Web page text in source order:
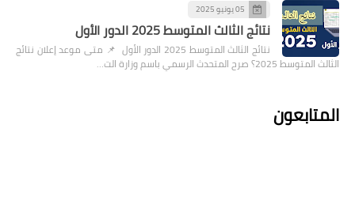
05 يونيو 2025
نتائج الثالث المتوسط 2025 الدور الأول
نتائج الثالث المتوسط 2025 الدور الأول 📌 متى موعد إعلان نتائج
الثالث المتوسط 2025؟ صرح المتحدث الرسمي باسم وزارة الت…
المتابعون